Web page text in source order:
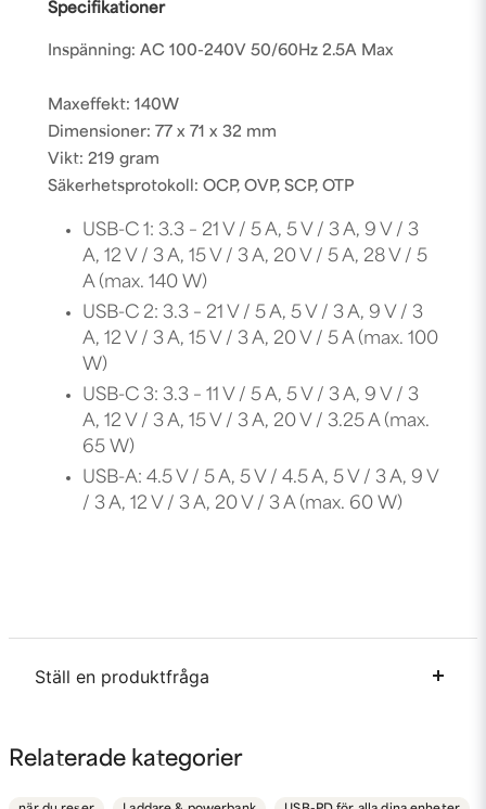
Specifikationer
Inspänning: AC 100-240V 50/60Hz 2.5A Max
Maxeffekt: 140W
Dimensioner: 77 x 71 x 32 mm
Vikt: 219 gram
Säkerhetsprotokoll: OCP, OVP, SCP, OTP
USB-C 1: 3.3 – 21 V / 5 A, 5 V / 3 A, 9 V / 3
A, 12 V / 3 A, 15 V / 3 A, 20 V / 5 A, 28 V / 5
A (max. 140 W)
USB-C 2: 3.3 – 21 V / 5 A, 5 V / 3 A, 9 V / 3
A, 12 V / 3 A, 15 V / 3 A, 20 V / 5 A (max. 100
W)
USB-C 3: 3.3 – 11 V / 5 A, 5 V / 3 A, 9 V / 3
A, 12 V / 3 A, 15 V / 3 A, 20 V / 3.25 A (max.
65 W)
USB-A: 4.5 V / 5 A, 5 V / 4.5 A, 5 V / 3 A, 9 V
/ 3 A, 12 V / 3 A, 20 V / 3 A (max. 60 W)
Ställ en produktfråga
Fråga oss något om denna produkten...
Relaterade kategorier